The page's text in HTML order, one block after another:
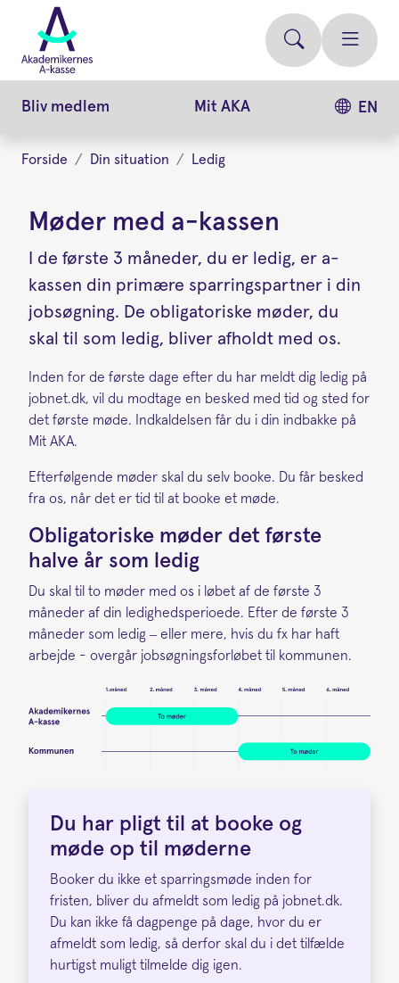
videre
hovedindhold
Bliv medlem Mit AKA EN
Forside Din situation Ledig
Møder med a-kassen
I de første 3 måneder, du er ledig, er a-
kassen din primære sparringspartner i din
jobsøgning. De obligatoriske møder, du
skal til som ledig, bliver afholdt med os.
Inden for de første dage efter du har meldt dig ledig på
jobnet.dk, vil du modtage en besked med tid og sted for
det første møde. Indkaldelsen får du i din indbakke på
Mit AKA.
Efterfølgende møder skal du selv booke. Du får besked
fra os, når det er tid til at booke et møde.
Obligatoriske møder det første
halve år som ledig
Du skal til to møder med os i løbet af de første 3
måneder af din ledighedsperioede. Efter de første 3
måneder som ledig – eller mere, hvis du fx har haft
arbejde - overgår jobsøgningsforløbet til kommunen.
Du har pligt til at booke og
møde op til møderne
Booker du ikke et sparringsmøde inden for
fristen, bliver du afmeldt som ledig på jobnet.dk.
Du kan ikke få dagpenge på dage, hvor du er
afmeldt som ledig, så derfor skal du i det tilfælde
hurtigst muligt tilmelde dig igen.